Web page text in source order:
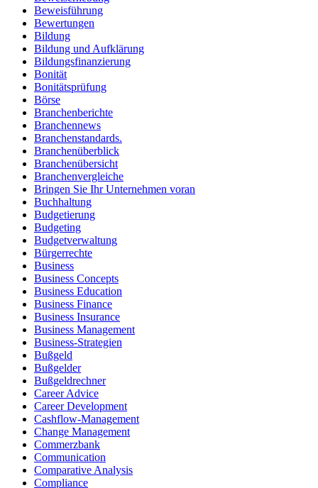
Beweisführung
Bewertungen
Bildung
Bildung und Aufklärung
Bildungsfinanzierung
Bonität
Bonitätsprüfung
Börse
Branchenberichte
Branchennews
Branchenstandards.
Branchenüberblick
Branchenübersicht
Branchenvergleiche
Bringen Sie Ihr Unternehmen voran
Buchhaltung
Budgetierung
Budgeting
Budgetverwaltung
Bürgerrechte
Business
Business Concepts
Business Education
Business Finance
Business Insurance
Business Management
Business-Strategien
Bußgeld
Bußgelder
Bußgeldrechner
Career Advice
Career Development
Cashflow-Management
Change Management
Commerzbank
Communication
Comparative Analysis
Compliance